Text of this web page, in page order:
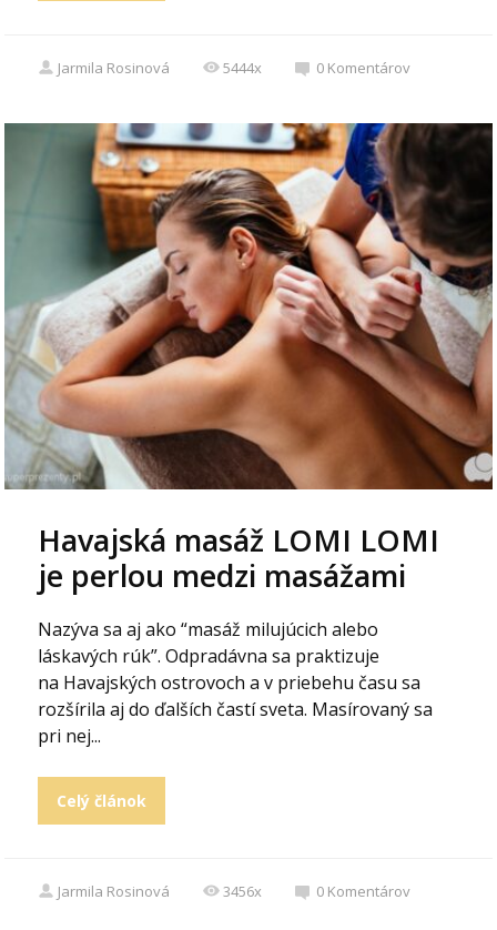
Jarmila Rosinová 5444x 0 Komentárov
Havajská masáž LOMI LOMI
je perlou medzi masážami
Nazýva sa aj ako “masáž milujúcich alebo
láskavých rúk”. Odpradávna sa praktizuje
na Havajských ostrovoch a v priebehu času sa
rozšírila aj do ďalších častí sveta. Masírovaný sa
pri nej...
Celý článok
Jarmila Rosinová 3456x 0 Komentárov